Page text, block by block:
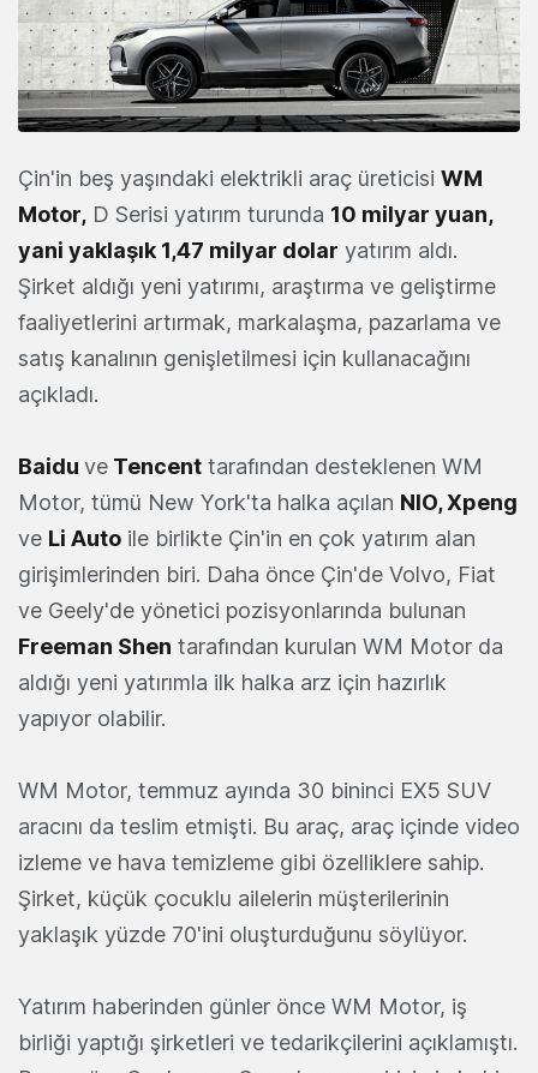
Çin'in beş yaşındaki elektrikli araç üreticisi WM
Motor, D Serisi yatırım turunda 10 milyar yuan,
yani yaklaşık 1,47 milyar dolar yatırım aldı.
Şirket aldığı yeni yatırımı, araştırma ve geliştirme
faaliyetlerini artırmak, markalaşma, pazarlama ve
satış kanalının genişletilmesi için kullanacağını
açıkladı.
Baidu ve Tencent tarafından desteklenen WM
Motor, tümü New York'ta halka açılan NIO, Xpeng
ve Li Auto ile birlikte Çin'in en çok yatırım alan
girişimlerinden biri. Daha önce Çin'de Volvo, Fiat
ve Geely'de yönetici pozisyonlarında bulunan
Freeman Shen tarafından kurulan WM Motor da
aldığı yeni yatırımla ilk halka arz için hazırlık
yapıyor olabilir.
WM Motor, temmuz ayında 30 bininci EX5 SUV
aracını da teslim etmişti. Bu araç, araç içinde video
izleme ve hava temizleme gibi özelliklere sahip.
Şirket, küçük çocuklu ailelerin müşterilerinin
yaklaşık yüzde 70'ini oluşturduğunu söylüyor.
Yatırım haberinden günler önce WM Motor, iş
birliği yaptığı şirketleri ve tedarikçilerini açıklamıştı.